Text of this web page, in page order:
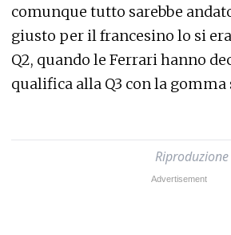
comunque tutto sarebbe
giusto per il francesino lo si
Q2, quando le Ferrari hanno
qualifica alla Q3 con la